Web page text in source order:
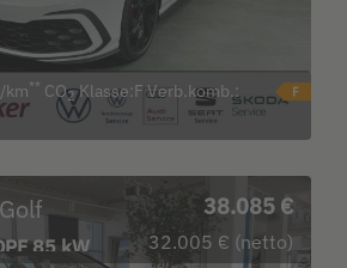
km** CO2Klasse:F Verb.komb.:
85 kW
38.085 €
32.005 € (netto)